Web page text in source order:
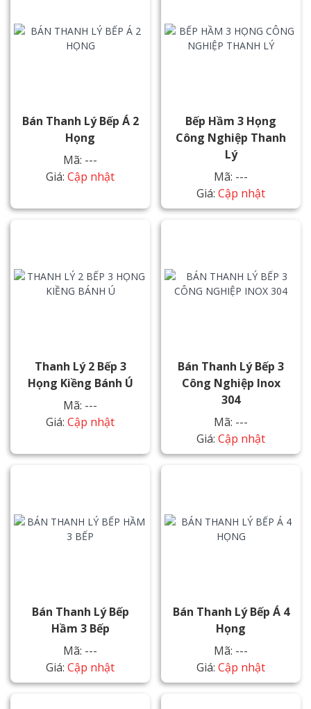
Bán Thanh Lý Bếp Á 2
Họng
Mã: ---
Giá: Cập nhật
Bếp Hầm 3 Họng
Công Nghiệp Thanh
Lý
Mã: ---
Giá: Cập nhật
Thanh Lý 2 Bếp 3
Họng Kiềng Bánh Ú
Mã: ---
Giá: Cập nhật
Bán Thanh Lý Bếp 3
Công Nghiệp Inox
304
Mã: ---
Giá: Cập nhật
Bán Thanh Lý Bếp
Hầm 3 Bếp
Mã: ---
Giá: Cập nhật
Bán Thanh Lý Bếp Á 4
Họng
Mã: ---
Giá: Cập nhật